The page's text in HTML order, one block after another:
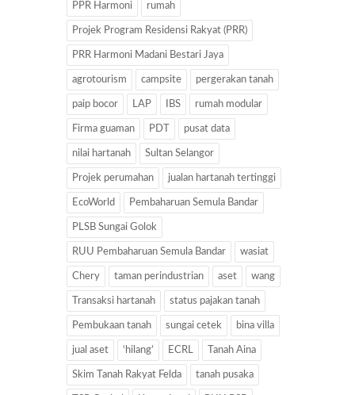
PPR Harmoni rumah
Projek Program Residensi Rakyat (PRR)
PRR Harmoni Madani Bestari Jaya
agrotourism campsite pergerakan tanah
paip bocor LAP IBS rumah modular
Firma guaman PDT pusat data
nilai hartanah Sultan Selangor
Projek perumahan jualan hartanah tertinggi
EcoWorld Pembaharuan Semula Bandar
PLSB Sungai Golok
RUU Pembaharuan Semula Bandar wasiat
Chery taman perindustrian aset wang
Transaksi hartanah status pajakan tanah
Pembukaan tanah sungai cetek bina villa
jual aset ‘hilang’ ECRL Tanah Aina
Skim Tanah Rakyat Felda tanah pusaka